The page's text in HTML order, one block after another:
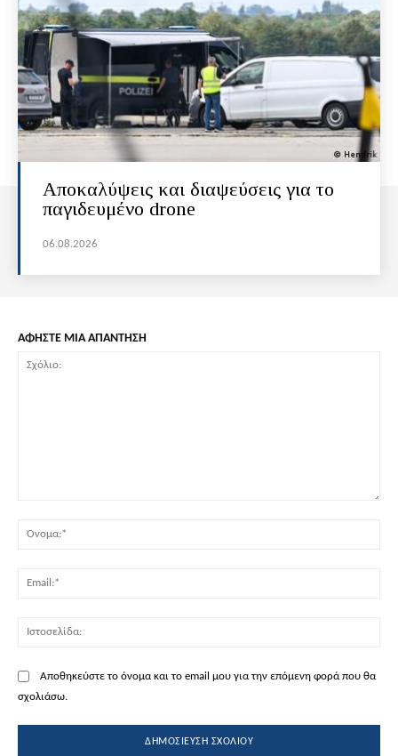
Αποκαλύψεις και διαψεύσεις για το
παγιδευμένο drone
06.08.2026
ΑΦΗΣΤΕ ΜΙΑ ΑΠΑΝΤΗΣΗ
Αποθηκεύστε το όνομα και το email μου για την επόμενη φορά που θα
σχολιάσω.